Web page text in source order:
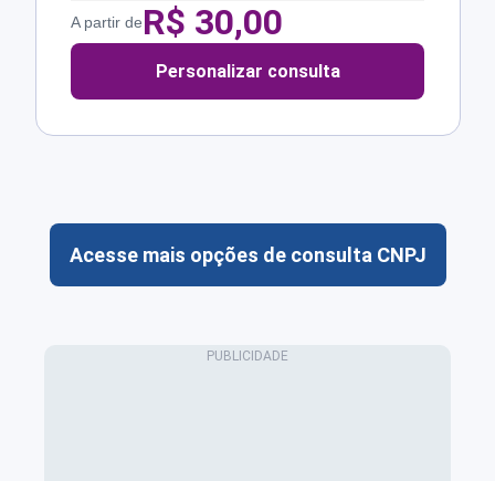
A partir deR$ 30,00
Personalizar consulta
Acesse mais opções de consulta CNPJ